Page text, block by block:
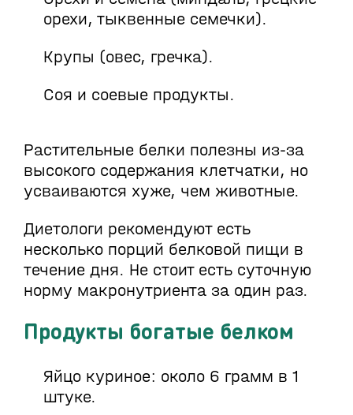
орехи, тыквенные семечки).
Крупы (овес, гречка).
Соя и соевые продукты.
Растительные белки полезны из-за
высокого содержания клетчатки, но
усваиваются хуже, чем животные.
Диетологи рекомендуют есть
несколько порций белковой пищи в
течение дня. Не стоит есть суточную
норму макронутриента за один раз.
Продукты богатые белком
Яйцо куриное: около 6 грамм в 1
штуке.